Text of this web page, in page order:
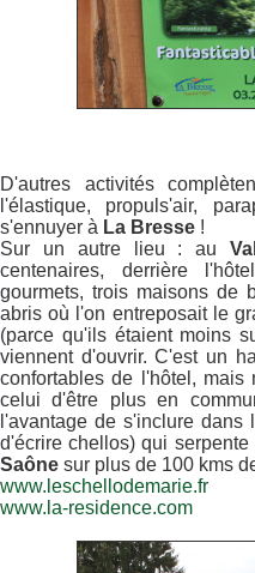
D'autres activités
l'élastique, propuls'air,
s'ennuyer à La Bresse !
Sur un autre lieu : au
centenaires, derrière
gourmets, trois maisons de
abris où l'on entreposait le
(parce qu'ils étaient moins
viennent d'ouvrir. C'est un
confortables de l'hôtel,
celui d'être plus en
l'avantage de s'inclure
d'écrire chellos) qui
Saône sur plus de 100 kms
www.leschellodemarie.fr
www.la-residence.com